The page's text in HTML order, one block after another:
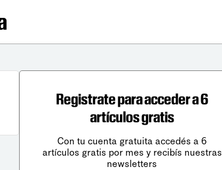
Registrate para acceder a 6
artículos gratis
Con tu cuenta gratuita accedés a 6
artículos gratis por mes y recibís nuestras
newsletters